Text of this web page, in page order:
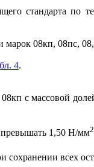
стандарта по
марок 08кп, 08пс, 08,
4.
08кп смассовой доле
превышать 1,50 Н/мм2
сохранении всех